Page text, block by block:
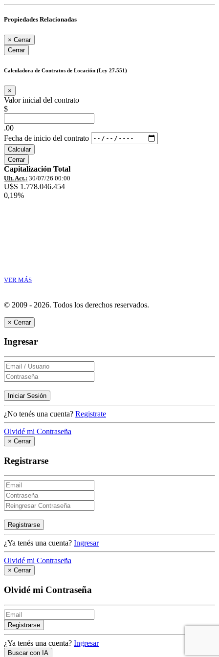
Propiedades Relacionadas
× Cerrar
Cerrar
Calculadora de Contratos de Locación (Ley 27.551)
×
Valor inicial del contrato
$
.00
Fecha de inicio del contrato
Calcular
Cerrar
Capitalización Total
Ult. Act.: 30/07/26 00:00
U$S 1.778.046.454
0,19%
VER MÁS
© 2009 - 2026. Todos los derechos reservados.
× Cerrar
Ingresar
Iniciar Sesión
¿No tenés una cuenta? Registrate
Olvidé mi Contraseña
× Cerrar
Registrarse
Registrarse
¿Ya tenés una cuenta? Ingresar
Olvidé mi Contraseña
× Cerrar
Olvidé mi Contraseña
Registrarse
¿Ya tenés una cuenta? Ingresar
Buscar con IA